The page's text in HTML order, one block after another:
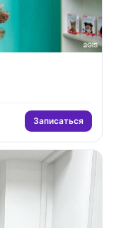
Записаться